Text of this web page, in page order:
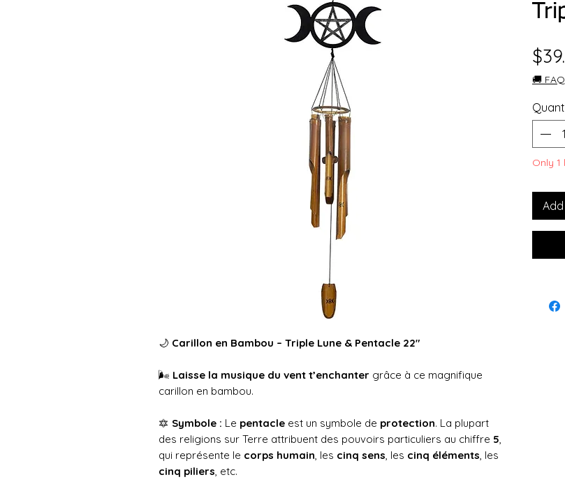
🌙 Carillon en Bambou – Triple Lune & Pentacle 22″
🌬️ Laisse la musique du vent t’enchanter grâce à ce magnifique
carillon en bambou.
🔯 Symbole : Le pentacle est un symbole de protection. La plupart
des religions sur Terre attribuent des pouvoirs particuliers au chiffre 5,
qui représente le corps humain, les cinq sens, les cinq éléments, les
cinq piliers, etc.
🚚
Only